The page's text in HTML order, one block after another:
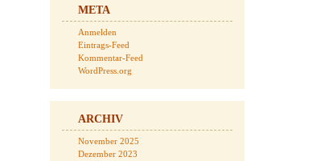
META
Anmelden
Eintrags-Feed
Kommentar-Feed
WordPress.org
ARCHIV
November 2025
Dezember 2023